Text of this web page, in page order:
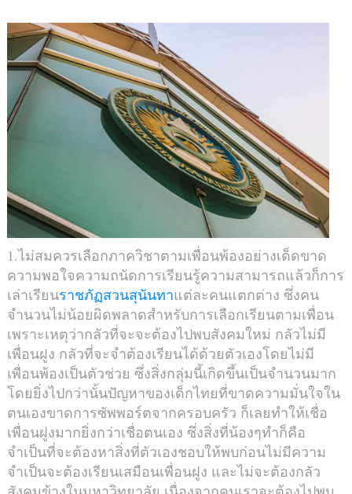
1.ไม่สมควรเลือกภาควิชาตามเพื่อนพ้องอย่างเด็ดขาด
ความพอใจความถนัดการเรียนรู้ความสามารถแล้วก็การ
เล่าเรียนราชภัฏสวนสุนันทาแต่ละคนแตกต่าง ซึ่งคน
จำนวนไม่น้อยผิดพลาดสำหรับการเลือกเรียนตามเพื่อน
เพราะเหตุว่ากลัวที่จะจะต้องไปพบสังคมใหม่ กลัวไม่มี
เพื่อนฝูง กลัวที่จะจำต้องเรียนได้ด้วยตัวเองโดยไม่มี
เพื่อนพ้องเป็นตัวช่วย ซึ่งสิ่งกลุ่มนี้เกิดขึ้นเป็นจำนวนมาก
โดยยิ่งไปกว่านั้นปัญหาของเด็กไทยที่ขาดความมั่นใจใน
ตนเองขาดการซัพพอร์ตจากครอบครัว ก็เลยทำให้เชื่อ
เพื่อนฝูงมากยิ่งกว่าเชื่อตนเอง ซึ่งสิ่งที่น้องๆทำก็คือ
จำเป็นที่จะต้องหาสิ่งที่ตัวเองชอบให้พบก่อนไม่มีความ
จำเป็นจะต้องเรียนเสมือนเพื่อนฝูง และไม่จะต้องกลัว